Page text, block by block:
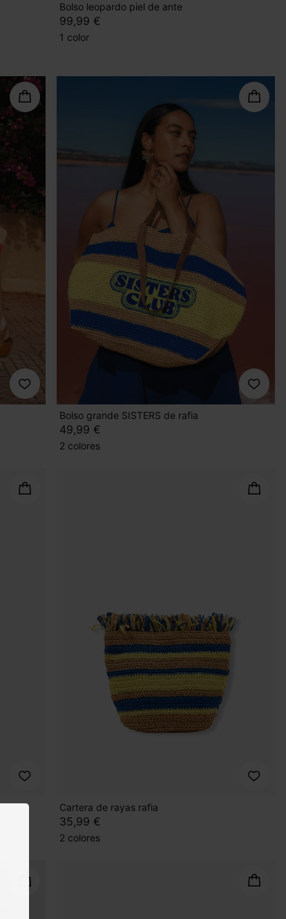
Bolso leopardo piel de ante
99,99 €
1 color
Bolso grande SISTERS de rafia
49,99 €
2 colores
Cartera de rayas rafia
35,99 €
2 colores